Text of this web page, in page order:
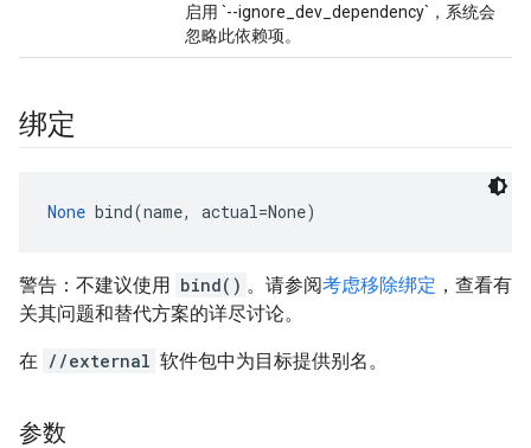
启用 `--ignore_dev_dependency`，系统会
忽略此依赖项。
绑定
None bind(name, actual=None)
警告：不建议使用 bind() 。请参阅考虑移除绑定 ，查看有
关其问题和替代方案的详尽讨论。
在 //external 软件包中为目标提供别名。
参数